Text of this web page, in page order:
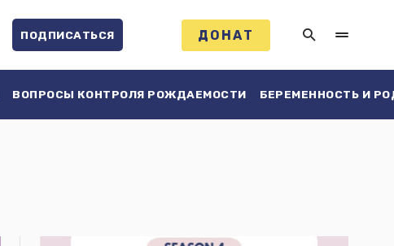
ПОДПИСАТЬСЯ ДОНАТ
ВОПРОСЫ КОНТРОЛЯ РОЖДАЕМОСТИ БЕРЕМЕННОСТЬ И